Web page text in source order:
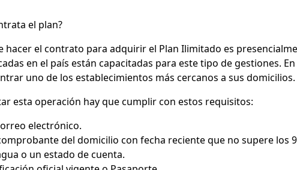
el plan?
hacer el contrato para adquirir el Plan Ilimitado es
en el país están capacitadas para este tipo de gestiones.
uno de los establecimientos más cercanos a sus domicilios.
esta operación hay que cumplir con estos requisitos:
electrónico.
del domicilio con fecha reciente que no supere los
o un estado de cuenta.